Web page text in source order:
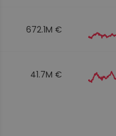
672.1M €
41.7M €